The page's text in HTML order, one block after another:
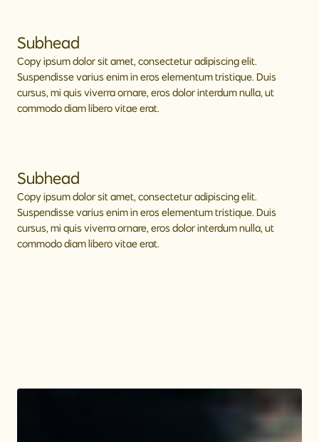
Subhead
Copy ipsum dolor sit amet, consectetur adipiscing elit.
Suspendisse varius enim in eros elementum tristique. Duis
cursus, mi quis viverra ornare, eros dolor interdum nulla, ut
commodo diam libero vitae erat.
Subhead
Copy ipsum dolor sit amet, consectetur adipiscing elit.
Suspendisse varius enim in eros elementum tristique. Duis
cursus, mi quis viverra ornare, eros dolor interdum nulla, ut
commodo diam libero vitae erat.